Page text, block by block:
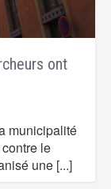
ont
municipalité
le
une [...]